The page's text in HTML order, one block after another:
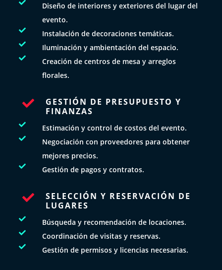

Diseño de interiores y exteriores del lugar del
evento.
 Instalación de decoraciones temáticas.
 Iluminación y ambientación del espacio.

Creación de centros de mesa y arreglos
florales.

GESTIÓN DE PRESUPUESTO Y
FINANZAS
 Estimación y control de costos del evento.

Negociación con proveedores para obtener
mejores precios.
 Gestión de pagos y contratos.

SELECCIÓN Y RESERVACIÓN DE
LUGARES
 Búsqueda y recomendación de locaciones.
 Coordinación de visitas y reservas.
 Gestión de permisos y licencias necesarias.